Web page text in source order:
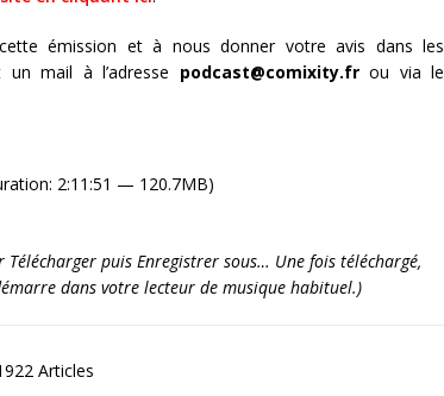
émission et à nous donner votre avis dans les
mail à l’adresse podcast@comixity.frou via le
2:11:51 — 120.7MB)
puis Enregistrer sous… Une fois téléchargé,
dans votre lecteur de musique habituel.)
Articles